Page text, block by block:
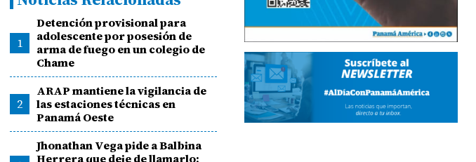
1
Detención provisional para
adolescente por posesión de
arma de fuego en un colegio de
Chame
2
ARAP mantiene la vigilancia de
las estaciones técnicas en
Panamá Oeste
Jhonathan Vega pide a Balbina
Herrera que deje de llamarlo: